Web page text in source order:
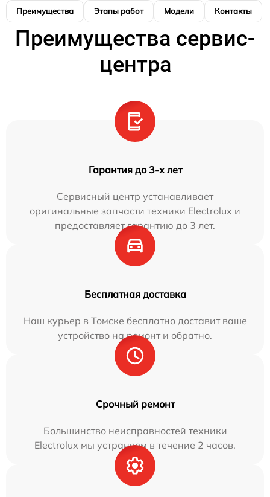
Преимущества Этапы работ Модели Контакты
Преимущества сервис-
центра
Гарантия до 3-х лет
Сервисный центр устанавливает
оригинальные запчасти техники Electrolux и
предоставляет гарантию до 3 лет.
Бесплатная доставка
Наш курьер в Томске бесплатно доставит ваше
устройство на ремонт и обратно.
Срочный ремонт
Большинство неисправностей техники
Electrolux мы устраняем в течение 2 часов.